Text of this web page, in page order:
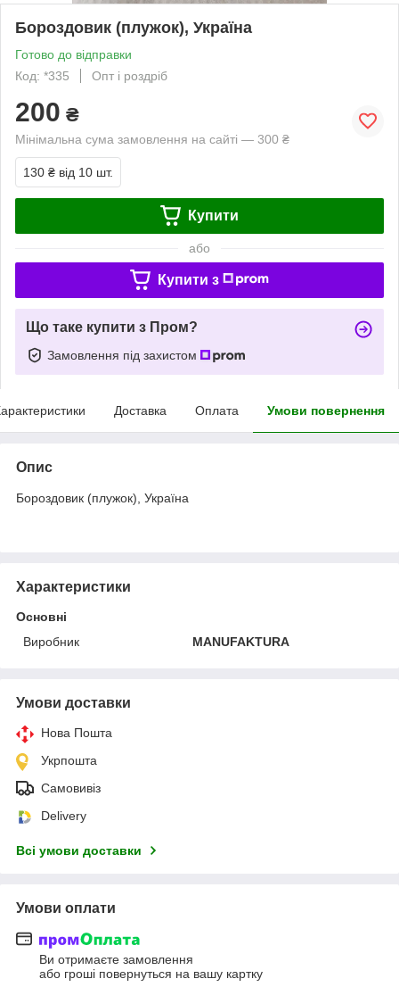
Бороздовик (плужок), Україна
Готово до відправки
Код: *335
Опт і роздріб
200 ₴
Мінімальна сума замовлення на сайті — 300 ₴
130 ₴ від 10 шт.
Купити
або
Купити з
Що таке купити з Пром?
Замовлення під захистом
Доставка Оплата Умови повернення
Опис
Бороздовик (плужок), Україна
Характеристики
Основні
Виробник
MANUFAKTURA
Умови доставки
Нова Пошта
Укрпошта
Самовивіз
Delivery
Всі умови доставки
Умови оплати
Ви отримаєте замовлення
або гроші повернуться на вашу картку